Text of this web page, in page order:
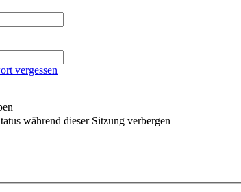
vergessen
während dieser Sitzung verbergen